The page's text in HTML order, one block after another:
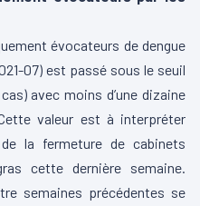
évocateurs de dengue
07) est passé sous le seuil
avec moins d’une dizaine
valeur est à interpréter
la fermeture de cabinets
cette dernière semaine.
semaines précédentes se